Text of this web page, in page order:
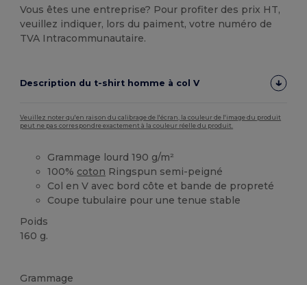
Vous êtes une entreprise? Pour profiter des prix HT,
veuillez indiquer, lors du paiment, votre numéro de
TVA Intracommunautaire.
Description du t-shirt homme à col V
Veuillez noter qu'en raison du calibrage de l'écran, la couleur de l'image du produit
peut ne pas correspondre exactement à la couleur réelle du produit.
Grammage lourd 190 g/m²
100% coton Ringspun semi-peigné
Col en V avec bord côte et bande de propreté
Coupe tubulaire pour une tenue stable
Poids
160 g.
Grammage